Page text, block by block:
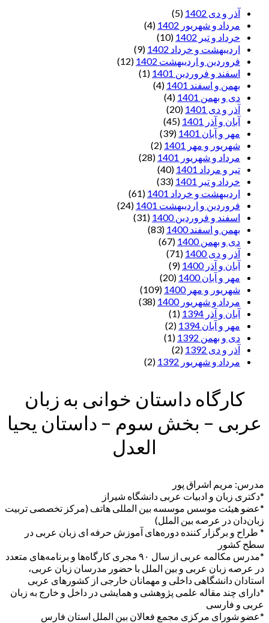
آذر و دی 1402
(5)
مرداد و شهریور 1402
(4)
خرداد و تیر 1402
(10)
اردیبهشت و خرداد 1402
(9)
فروردین و اردیبهشت 1402
(12)
اسفند و فروردین 1401
(1)
بهمن و اسفند 1401
(4)
دی و بهمن 1401
(4)
آذر و دی 1401
(20)
آبان و آذر 1401
(45)
مهر و آبان 1401
(39)
شهریور و مهر 1401
(2)
مرداد و شهریور 1401
(28)
تیر و مرداد 1401
(40)
خرداد و تیر 1401
(33)
اردیبهشت و خرداد 1401
(61)
فروردین و اردیبهشت 1401
(24)
اسفند و فروردین 1400
(31)
بهمن و اسفند 1400
(83)
دی و بهمن 1400
(67)
آذر و دی 1400
(71)
آبان و آذر 1400
(9)
مهر و آبان 1400
(20)
شهریور و مهر 1400
(109)
مرداد و شهریور 1400
(38)
آبان و آذر 1394
(1)
مهر و آبان 1394
(2)
دی و بهمن 1392
(1)
آذر و دی 1392
(2)
مرداد و شهریور 1392
(2)
کارگاه داستان خوانی به زبان
عربی – بخش سوم – داستان یحیا
العدل
مدرس: مریم اشراق پور
*دکتری زبان و ادبیات عربی دانشگاه شیراز
*عضو هیئت موسس موسسه بین المللی هاتف (مرکز تخصصی تربیت
زبان‌دان در عرصه بین الملل)
* طراح و برگزار کننده دوره‌های آموزش حرفه ای زبان عربی در
سطح کشور
*مدرس مکالمه عربی از سال ۹۰ مجری کارگاه‌ها و برنامه‌های متعدد
در عرصه زبان عربی و بین الملل با حضور مدرسان زبان عربی،
استادان دانشگاهی داخلی و مهمانان خارجی از کشورهای عربی
*دارای چند مقاله علمی پژوهشی و همایشی در داخل و خارج به زبان
عربی و فارسی
*عضو شورای مرکزی مجمع فعالان بین الملل استان فارس